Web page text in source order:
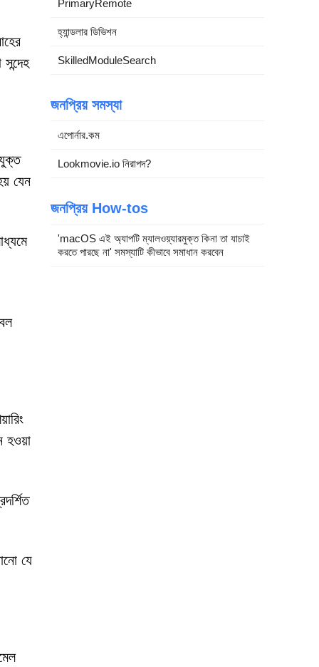
যেন
হওয়া
যে
PrimaryRemote
হ্যান্ডলার ডিভিশন
SkilledModuleSearch
জনপ্রিয় সমস্যা
এপোর্নার.কম
Lookmovie.io নিরাপদ?
জনপ্রিয় How-tos
'macOS এই অ্যাপটি ম্যালওয়্যারমুক্ত কিনা তা যাচাই
করতে পারছে না' সমস্যাটি কীভাবে সমাধান করবেন